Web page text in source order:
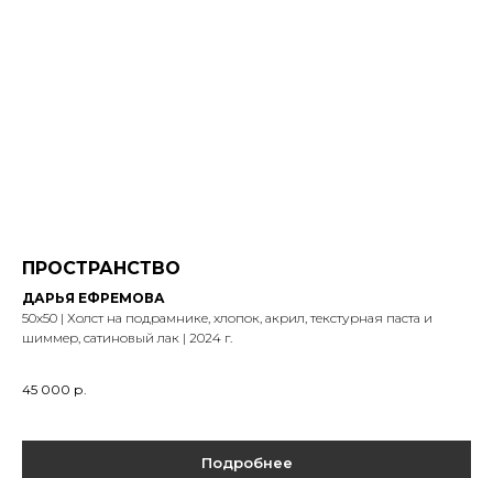
ПРОСТРАНСТВО
ДАРЬЯ ЕФРЕМОВА
50х50 | Холст на подрамнике, хлопок, акрил, текстурная паста и
шиммер, сатиновый лак | 2024 г.
45 000 р.
Подробнее